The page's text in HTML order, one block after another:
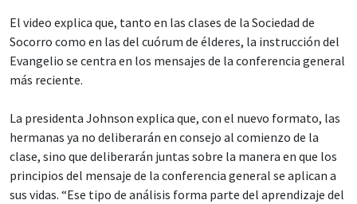
El video explica que, tanto en las clases de la Sociedad de
Socorro como en las del cuórum de élderes, la instrucción del
Evangelio se centra en los mensajes de la conferencia general
más reciente.
La presidenta Johnson explica que, con el nuevo formato, las
hermanas ya no deliberarán en consejo al comienzo de la
clase, sino que deliberarán juntas sobre la manera en que los
principios del mensaje de la conferencia general se aplican a
sus vidas. “Ese tipo de análisis forma parte del aprendizaje del